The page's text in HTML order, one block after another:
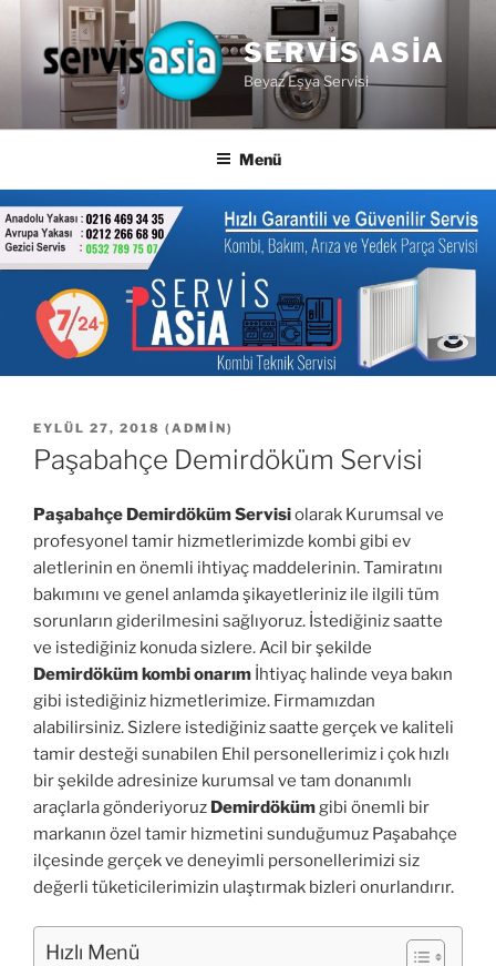
SERVIS ASIA
Beyaz Eşya Servisi
Menü
YAYIM
TARIHI
EYLÜL 27, 2018 ( ADMIN)
Paşabahçe Demirdöküm Servisi
Paşabahçe Demirdöküm Servisiolarak Kurumsal ve
profesyonel tamir hizmetlerimizde kombi gibi ev
aletlerinin en önemli ihtiyaç maddelerinin. Tamiratını
bakımını ve genel anlamda şikayetleriniz ile ilgili tüm
sorunların giderilmesini sağlıyoruz. İstediğiniz saatte
ve istediğiniz konuda sizlere. Acil bir şekilde
Demirdöküm kombi onarım İhtiyaç halinde veya bakın
gibi istediğiniz hizmetlerimize. Firmamızdan
alabilirsiniz. Sizlere istediğiniz saatte gerçek ve kaliteli
tamir desteği sunabilen Ehil personellerimiz i çok hızlı
bir şekilde adresinize kurumsal ve tam donanımlı
araçlarla gönderiyoruz Demirdökümgibi önemli bir
markanın özel tamir hizmetini sunduğumuz Paşabahçe
ilçesinde gerçek ve deneyimli personellerimizi siz
değerli tüketicilerimizin ulaştırmak bizleri onurlandırır.
Hızlı Menü